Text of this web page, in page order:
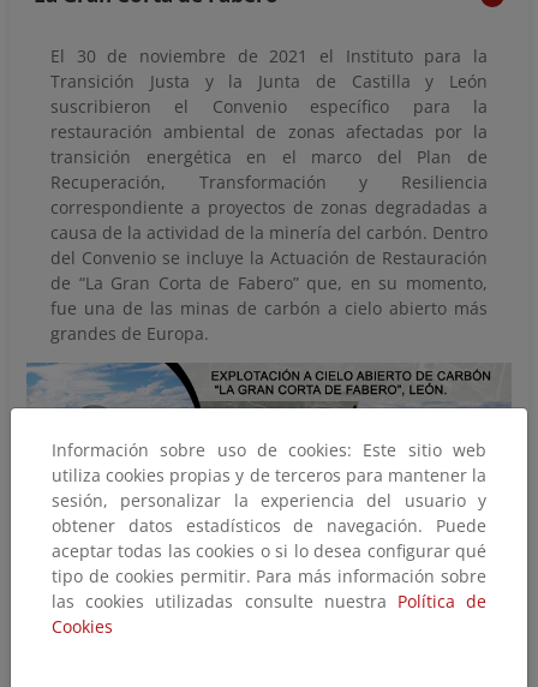
El 30 de noviembre de 2021 el Instituto para la
Transición Justa y la Junta de Castilla y León
suscribieron el Convenio específico para la
restauración ambiental de zonas afectadas por la
transición energética en el marco del Plan de
Recuperación, Transformación y Resiliencia
correspondiente a proyectos de zonas degradadas a
causa de la actividad de la minería del carbón. Dentro
del Convenio se incluye la Actuación de Restauración
de “La Gran Corta de Fabero” que, en su momento,
fue una de las minas de carbón a cielo abierto más
grandes de Europa.
Información sobre uso de cookies: Este sitio web
utiliza cookies propias y de terceros para mantener la
sesión, personalizar la experiencia del usuario y
obtener datos estadísticos de navegación. Puede
aceptar todas las cookies o si lo desea configurar qué
tipo de cookies permitir. Para más información sobre
las cookies utilizadas consulte nuestra Política de
Cookies